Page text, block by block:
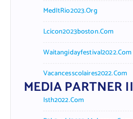
MedItRio2023.org
Lcicon2023boston.com
Waitangidayfestival2022.com
Vacancesscolaires2022.com
MEDIA PARTNER II
Isth2022.com